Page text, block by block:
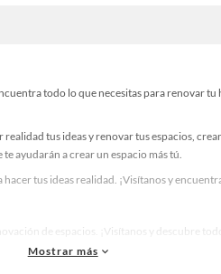
todo lo que necesitas para renovar
tus ideas y renovar tus espacios,
ayudarán a crear un espacio más tú.
tus ideas realidad. ¡Visítanos y
de espacios. ¡Visítanos y descubre
todo lo necesario para tus proyectos
Mostrar más